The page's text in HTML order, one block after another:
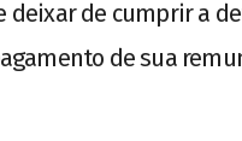
deixar de cumprir a
de sua